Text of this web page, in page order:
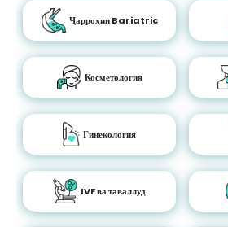
Ҷарроҳии Bariatric
Косметология
Гинекология
IVF ва таваллуд